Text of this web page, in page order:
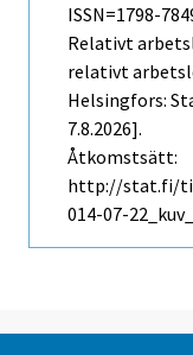
ISSN=1798-
Relativt
relativt
Helsingfors:
7.8.2026].
Åtkomstsätt:
http://stat.fi/
014-07-